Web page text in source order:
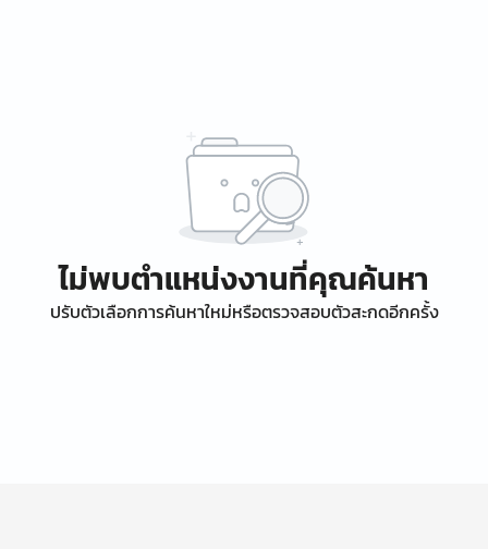
ไม่พบตำแหน่งงานที่คุณค้นหา
ปรับตัวเลือกการค้นหาใหม่หรือตรวจสอบตัวสะกดอีกครั้ง